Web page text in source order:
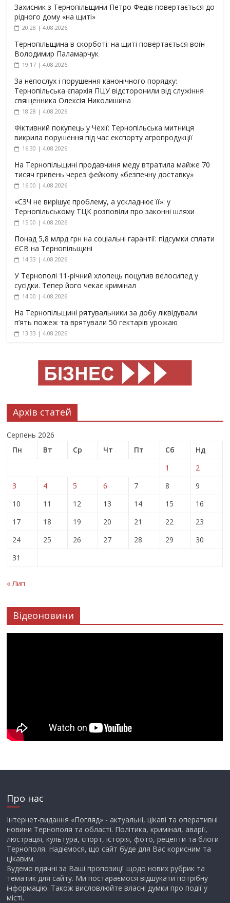
Захисник з Тернопільщини Петро Федів повертається до
рідного дому «на щиті»
20:28 | 4.08.2026
Тернопільщина в скорботі: на щиті повертається воїн
Володимир Паламарчук
19:17 | 4.08.2026
За непослух і порушення канонічного порядку:
Тернопільська єпархія ПЦУ відсторонили від служіння
священника Олексія Николишина
18:28 | 4.08.2026
Фіктивний покупець у Чехії: Тернопільська митниця
викрила порушення під час експорту агропродукції
16:30 | 4.08.2026
На Тернопільщині продавчиня меду втратила майже 70
тисяч гривень через фейкову «безпечну доставку»
16:00 | 4.08.2026
«СЗЧ не вирішує проблему, а ускладнює її»: у
Тернопільському ТЦК розповіли про законні шляхи
15:00 | 4.08.2026
Понад 5,8 млрд грн на соціальні гарантії: підсумки сплати
ЄСВ на Тернопільщині
14:33 | 4.08.2026
У Тернополі 11-річний хлопець поцупив велосипед у
сусідки. Тепер його чекає кримінал
14:00 | 4.08.2026
На Тернопільщині рятувальники за добу ліквідували
п’ять пожеж та врятували 50 гектарів урожаю
13:33 | 4.08.2026
Архів статей
Серпень 2026
Пн
Вт Ср Чт Пт Сб
Нд
1
2
3
4 5 6 7 8
9
10
11 12 13 14 15
16
17
18 19 20 21 22
23
24
25 26 27 28 29
30
31
« Лип
Відеоновини
Про нас
Інтернет-видання «Погляд» - актуальні, цікаві та оперативні
новини Тернополя та області. Політика, кримінал, аварії,
люстрація, культура, спорт, історія, фото, рецепти та блоги
Тернополя. Надіємося, що сайт буде для Вас корисним та
цікавим.
Будемо вдячні за Ваші пропозиції щодо нових рубрик та
тематик для сайту. Ми постараємося відшукати потрібну
інформацію. Також висловлюйте власні думки про події у
місті.